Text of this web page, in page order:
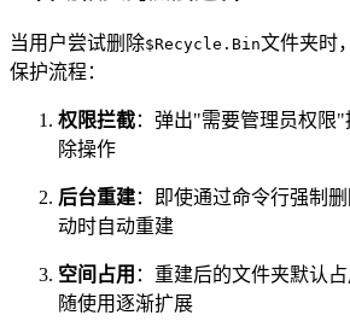
当用户尝试删除$Recycle.Bin文件夹时
保护流程：
权限拦截：弹出"需要管理员权限
除操作
后台重建：即使通过命令行强制
动时自动重建
空间占用 ：重建后的文件夹默认占
随使用逐渐扩展